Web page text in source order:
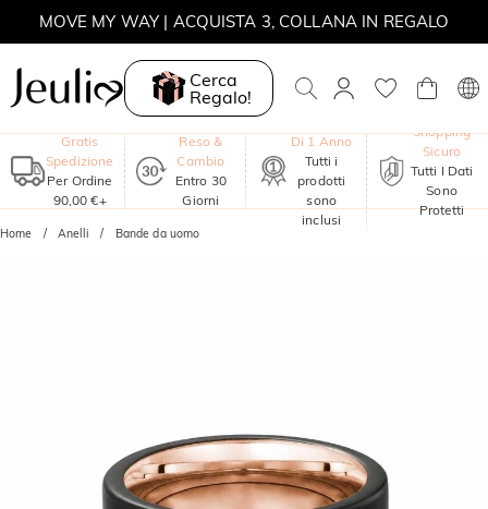
MOVE MY WAY | ACQUISTA 3, COLLANA IN REGALO
Cerca
Regalo!
Gratis
Spedizione
Per Ordine
90,00 €+
Reso &
Cambio
Entro 30
Giorni
Di 1 Anno
Tutti i
prodotti
sono
inclusi
Shopping
Sicuro
Tutti I Dati
Sono
Protetti
Home Anelli Bande da uomo